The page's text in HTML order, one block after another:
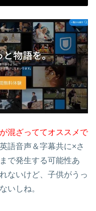
混ざっててオススメで
英語音声＆字幕共に×さ
で発生する可能性あ
ないけど、子供がうっ
いしね。